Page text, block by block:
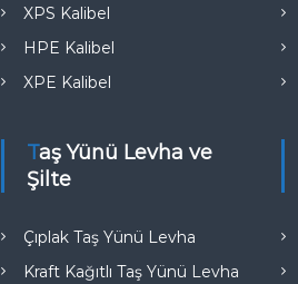
XPS Kalibel
HPE Kalibel
XPE Kalibel
Taş Yünü Levha ve
Şilte
Çıplak Taş Yünü Levha
Kraft Kağıtlı Taş Yünü Levha